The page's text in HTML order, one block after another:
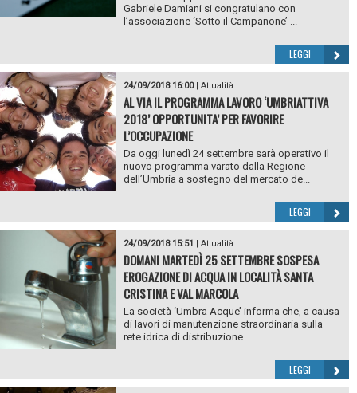
Gabriele Damiani si congratulano con
l’associazione ‘Sotto il Campanone’ ...
LEGGI
24/09/2018 16:00| Attualità
AL VIA IL PROGRAMMA LAVORO ‘UMBRIATTIVA
2018’ OPPORTUNITA’ PER FAVORIRE
L’OCCUPAZIONE
Da oggi lunedì 24 settembre sarà operativo il
nuovo programma varato dalla Regione
dell’Umbria a sostegno del mercato de...
LEGGI
24/09/2018 15:51 | Attualità
DOMANI MARTEDÌ 25 SETTEMBRE SOSPESA
EROGAZIONE DI ACQUA IN LOCALITÀ SANTA
CRISTINA E VAL MARCOLA
La società ‘Umbra Acque’ informa che, a causa
di lavori di manutenzione straordinaria sulla
rete idrica di distribuzione...
LEGGI